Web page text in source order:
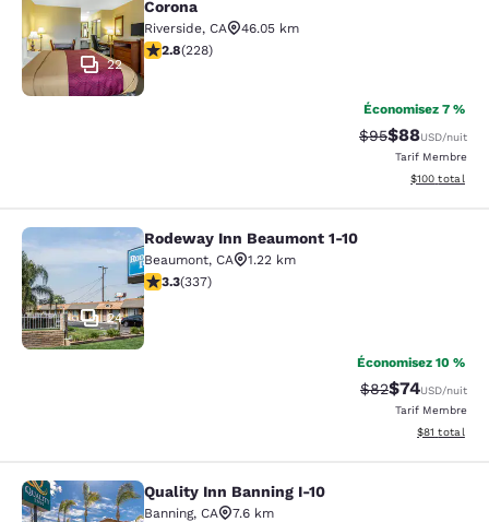
22
Corona
Riverside, CA
46.05 km
2.76 étoiles. Moyen. 228 commentaires
2.8(228)
Économisez 7 %
Tarif barré :
$95Tarif réduit :
$88USD/nuit
Tarif Membre
Afficher les
$100 total
Rodeway Inn Beaumont 1-10
24
Rodeway Inn Beaumont 1-10
Beaumont, CA
1.22 km
3.26 étoiles. Bien. 337 commentaires
3.3(337)
Économisez 10 %
Tarif barré :
$82Tarif réduit :
$74USD/nuit
Tarif Membre
Afficher les
$81 total
Quality Inn Banning I-10
Quality Inn Banning I-10
Banning, CA
7.6 km